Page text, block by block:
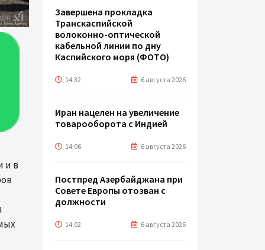
и в
Завершена прокладка
Транскаспийской
волоконно-оптической
кабельной линии по дну
Каспийского моря (ФОТО)
14:32 6 августа 2026
Иран нацелен на увеличение
товарооборота с Индией
14:06 6 августа 2026
Постпред Азербайджана при
Совете Европы отозван с
должности
14:02 6 августа 2026